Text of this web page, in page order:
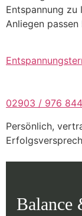
Entspannung zu
Anliegen passen
02903 / 976 844
Persönlich,
Balance